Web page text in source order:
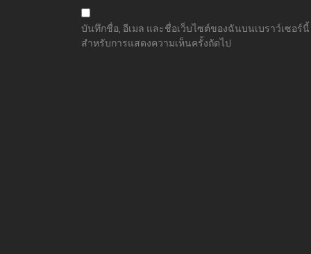
บันทึกชื่อ, อีเมล และชื่อเว็บไซต์ของฉันบนเบราว์เซอร์นี้
สำหรับการแสดงความเห็นครั้งถัดไป